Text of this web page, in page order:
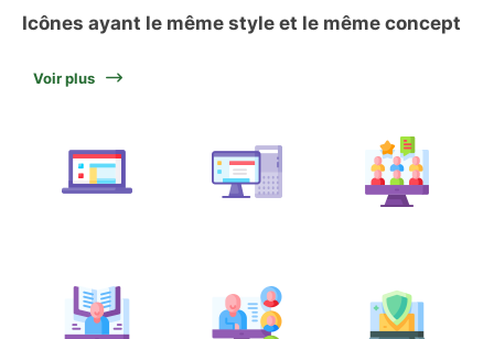
Icônes ayant le même style et le même concept
Voir plus